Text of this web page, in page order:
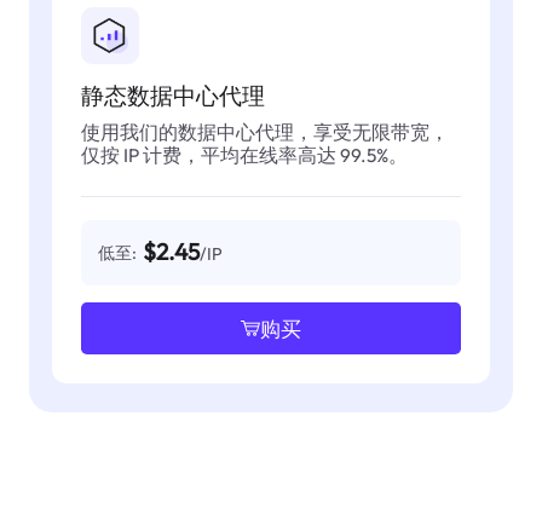
静态数据中心代理
使用我们的数据中心代理，享受无限带宽，
仅按 IP 计费，平均在线率高达 99.5%。
低至: $2.45/IP
购买